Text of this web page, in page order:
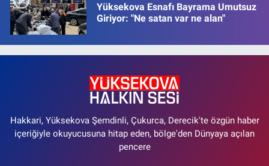
Yüksekova Esnafı Bayrama Umutsuz
Giriyor: "Ne satan var ne alan"
Hakkari, Yüksekova Şemdinli, Çukurca, Derecik'te özgün haber
içeriğiyle okuyucusuna hitap eden, bölge'den Dünyaya açılan
pencere